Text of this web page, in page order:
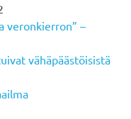
veronkierron” –
vähäpäästöisistä